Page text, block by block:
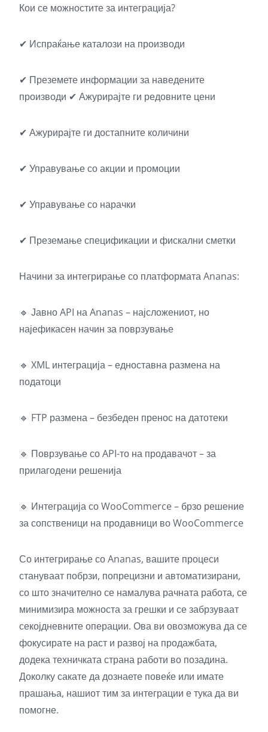
Кои се можностите за интеграција?
✔ Испраќање каталози на производи
✔ Преземете информации за наведените
производи ✔ Ажурирајте ги редовните цени
✔ Ажурирајте ги достапните количини
✔ Управување со акции и промоции
✔ Управување со нарачки
✔ Преземање спецификации и фискални сметки
Начини за интегрирање со платформата Ananas:
🔹 Јавно API на Ananas – најсложениот, но
најефикасен начин за поврзување
🔹 XML интеграција – едноставна размена на
податоци
🔹 FTP размена – безбеден пренос на датотеки
🔹 Поврзување со API-то на продавачот – за
прилагодени решенија
🔹 Интеграција со WooCommerce – брзо решение
за сопственици на продавници во WooCommerce
Со интегрирање со Ananas, вашите процеси
стануваат побрзи, попрецизни и автоматизирани,
со што значително се намалува рачната работа, се
минимизира можноста за грешки и се забрзуваат
секојдневните операции. Ова ви овозможува да се
фокусирате на раст и развој на продажбата,
додека техничката страна работи во позадина.
Доколку сакате да дознаете повеќе или имате
прашања, нашиот тим за интеграции е тука да ви
помогне.